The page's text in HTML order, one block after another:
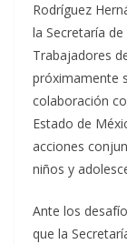
Rodríguez
la Secretaría
Trabajadores
próximamente
colaboración
Estado de
acciones
niños y
Ante los
que la